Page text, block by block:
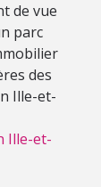
de vue
parc
des
Ille-et-
Ille-et-